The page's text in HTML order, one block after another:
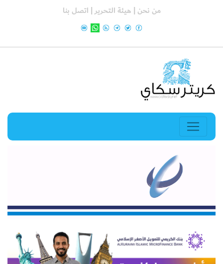
من نحن | هيئة التحرير | اتصل بنا